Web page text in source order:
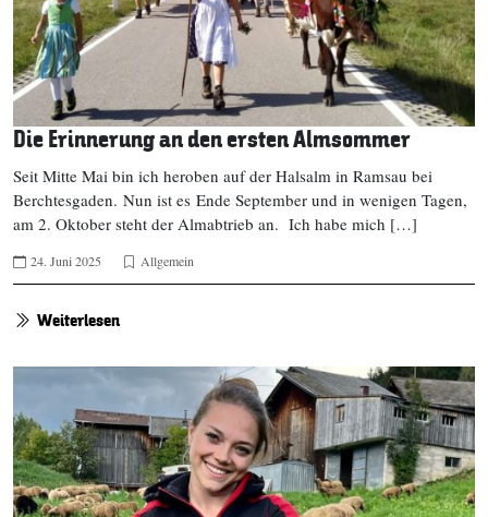
Die Erinnerung an den ersten Almsommer
Seit Mitte Mai bin ich heroben auf der Halsalm in Ramsau bei
Berchtesgaden. Nun ist es Ende September und in wenigen Tagen,
am 2. Oktober steht der Almabtrieb an. Ich habe mich […]
24. Juni 2025 Allgemein
Weiterlesen